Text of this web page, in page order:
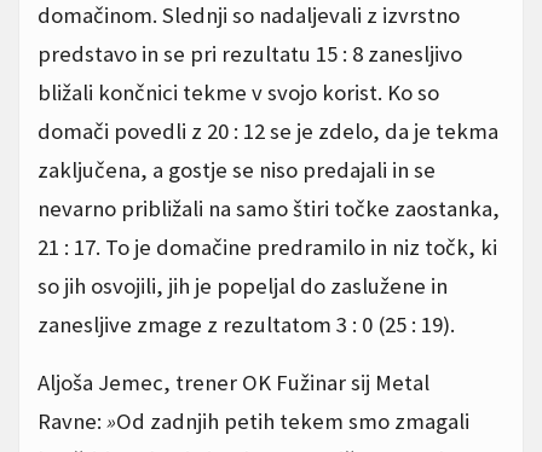
domačinom. Slednji so nadaljevali z izvrstno
predstavo in se pri rezultatu 15 : 8 zanesljivo
bližali končnici tekme v svojo korist. Ko so
domači povedli z 20 : 12 se je zdelo, da je tekma
zaključena, a gostje se niso predajali in se
nevarno približali na samo štiri točke zaostanka,
21 : 17. To je domačine predramilo in niz točk, ki
so jih osvojili, jih je popeljal do zaslužene in
zanesljive zmage z rezultatom 3 : 0 (25 : 19).
Aljoša Jemec, trener OK Fužinar sij Metal
Ravne: »Od zadnjih petih tekem smo zmagali